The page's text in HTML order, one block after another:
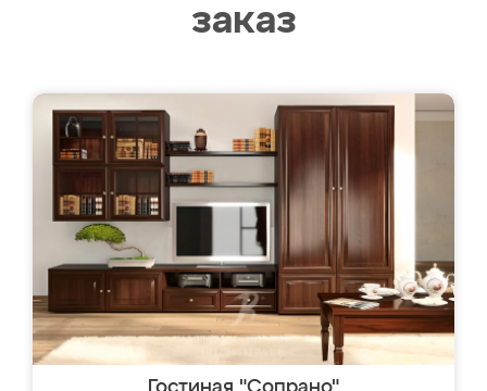
заказ